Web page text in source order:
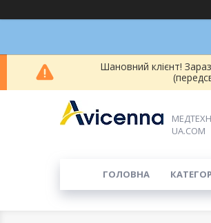
Шановний клієнт!
UA.COM
ГОЛОВНА